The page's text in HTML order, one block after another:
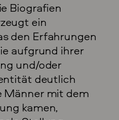
Biografien
ein
den Erfahrungen
aufgrund ihrer
und/oder
deutlich
Männer mit dem
kamen,